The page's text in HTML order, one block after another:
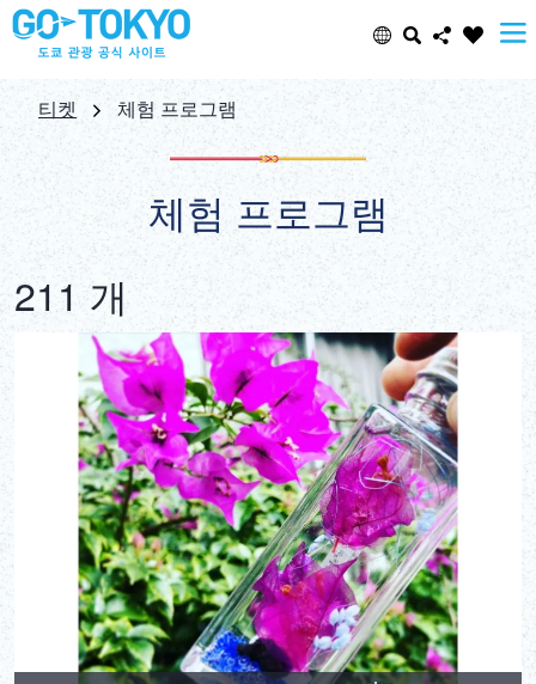
Select Language
日本語
ENGLISH
中文(简体)
中文(繁體/正體)
ภาษาไทย
DEUTSCH
ITALIANO
ESPAÑOL
Share this page
Email
Copy URL
티켓 체험 프로그램
체험 프로그램
211 개